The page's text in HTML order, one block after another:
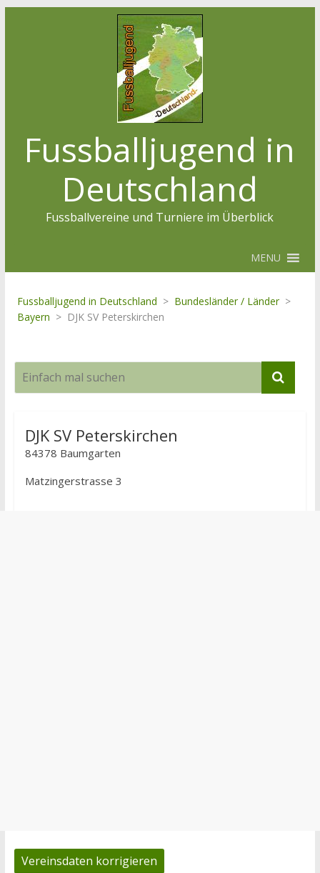
Fussballjugend in
Deutschland
Fussballvereine und Turniere im Überblick
MENU
Fussballjugend in Deutschland > Bundesländer / Länder >
Bayern > DJK SV Peterskirchen
DJK SV Peterskirchen
84378 Baumgarten
Matzingerstrasse 3
Vereinsdaten korrigieren